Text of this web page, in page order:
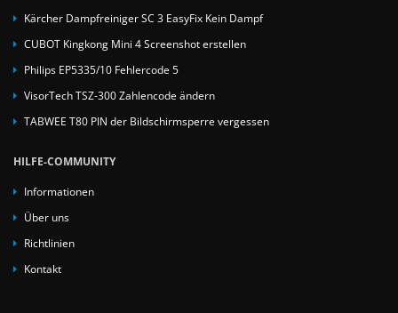
Kärcher Dampfreiniger SC 3 EasyFix Kein Dampf
CUBOT Kingkong Mini 4 Screenshot erstellen
Philips EP5335/10 Fehlercode 5
VisorTech TSZ-300 Zahlencode ändern
TABWEE T80 PIN der Bildschirmsperre vergessen
HILFE-COMMUNITY
Informationen
Über uns
Richtlinien
Kontakt